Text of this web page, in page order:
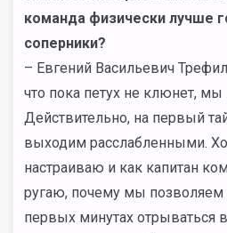
команда физически лучше
соперники?
– Евгений Васильевич
что пока петух не клюнет, мы
Действительно, на первый
выходим расслабленными.
настраиваю и как капитан
ругаю, почему мы позволяем
первых минутах отрываться